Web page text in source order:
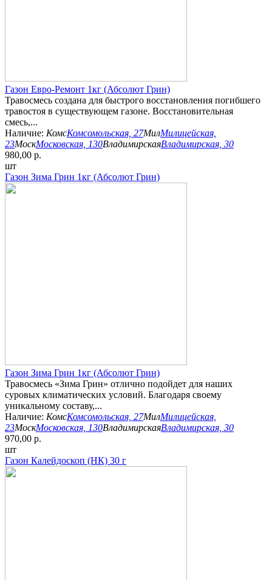
Газон Евро-Ремонт 1кг (Абсолют Грин)
Травосмесь создана для быстрого восстановления погибшего
травостоя в существующем газоне. Восстановительная
смесь,...
Наличие: КомсКомсомольская, 27МилМилицейская,
23МоскМосковская, 130ВладимирскаяВладимирская, 30
980,00 р.
шт
Газон Зима Грин 1кг (Абсолют Грин)
Газон Зима Грин 1кг (Абсолют Грин)
Травосмесь «Зима Грин» отлично подойдет для наших
суровых климатических условий. Благодаря своему
уникальному составу,...
Наличие: КомсКомсомольская, 27МилМилицейская,
23МоскМосковская, 130ВладимирскаяВладимирская, 30
970,00 р.
шт
Газон Калейдоскоп (НК) 30 г